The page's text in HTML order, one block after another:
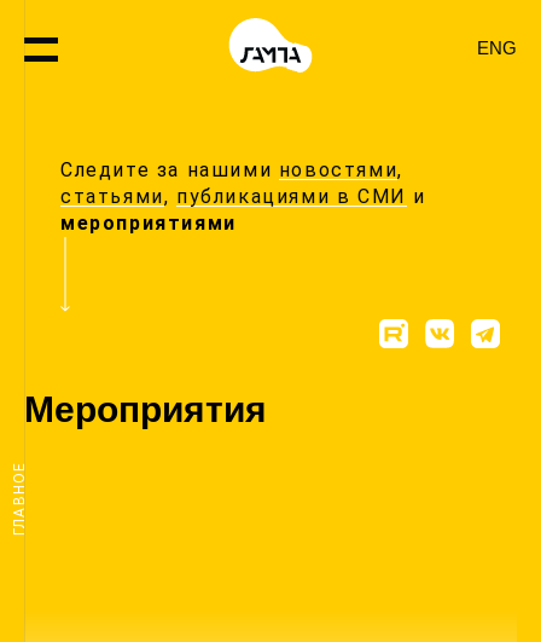
ENG
Следите за нашими новостями,
статьями, публикациями в СМИ и
мероприятиями
Мероприятия
ГЛАВНОЕ